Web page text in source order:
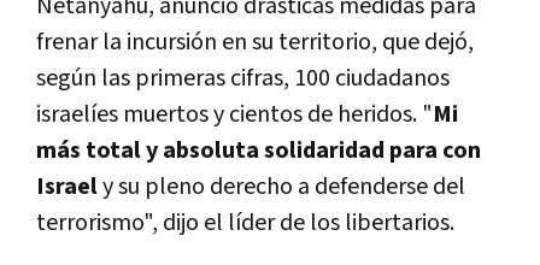
frenar la incursión en su territorio, que dejó,
según las primeras cifras, 100 ciudadanos
israelíes muertos y cientos de heridos. "Mi
más total y absoluta solidaridad para con
Israely su pleno derecho a defenderse del
terrorismo", dijo el líder de los libertarios.